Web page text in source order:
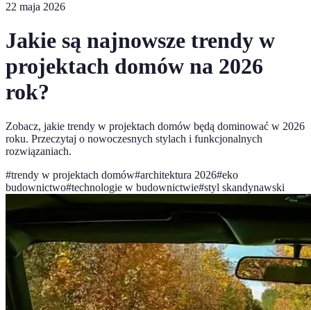
22 maja 2026
Jakie są najnowsze trendy w
projektach domów na 2026
rok?
Zobacz, jakie trendy w projektach domów będą dominować w 2026
roku. Przeczytaj o nowoczesnych stylach i funkcjonalnych
rozwiązaniach.
#trendy w projektach domów#architektura 2026#eko
budownictwo#technologie w budownictwie#styl skandynawski